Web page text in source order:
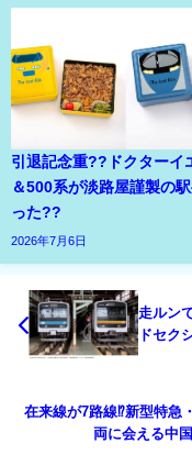
引退記念重??ドクターイ
＆500系が淡路屋謹製の
った??
2026年7月6日
走ルン
ドセク
在来線が7路線⁉新型特急
両に会える中